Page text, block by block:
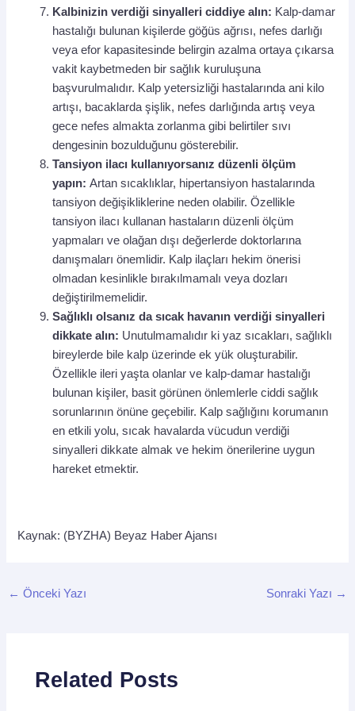
Kalbinizin verdiği sinyalleri ciddiye alın: Kalp-damar
hastalığı bulunan kişilerde göğüs ağrısı, nefes darlığı
veya efor kapasitesinde belirgin azalma ortaya çıkarsa
vakit kaybetmeden bir sağlık kuruluşuna
başvurulmalıdır. Kalp yetersizliği hastalarında ani kilo
artışı, bacaklarda şişlik, nefes darlığında artış veya
gece nefes almakta zorlanma gibi belirtiler sıvı
dengesinin bozulduğunu gösterebilir.
Tansiyon ilacı kullanıyorsanız düzenli ölçüm
yapın: Artan sıcaklıklar, hipertansiyon hastalarında
tansiyon değişikliklerine neden olabilir. Özellikle
tansiyon ilacı kullanan hastaların düzenli ölçüm
yapmaları ve olağan dışı değerlerde doktorlarına
danışmaları önemlidir. Kalp ilaçları hekim önerisi
olmadan kesinlikle bırakılmamalı veya dozları
değiştirilmemelidir.
Sağlıklı olsanız da sıcak havanın verdiği sinyalleri
dikkate alın: Unutulmamalıdır ki yaz sıcakları, sağlıklı
bireylerde bile kalp üzerinde ek yük oluşturabilir.
Özellikle ileri yaşta olanlar ve kalp-damar hastalığı
bulunan kişiler, basit görünen önlemlerle ciddi sağlık
sorunlarının önüne geçebilir. Kalp sağlığını korumanın
en etkili yolu, sıcak havalarda vücudun verdiği
sinyalleri dikkate almak ve hekim önerilerine uygun
hareket etmektir.
Kaynak: (BYZHA) Beyaz Haber Ajansı
← Önceki Yazı Sonraki Yazı →
Related Posts